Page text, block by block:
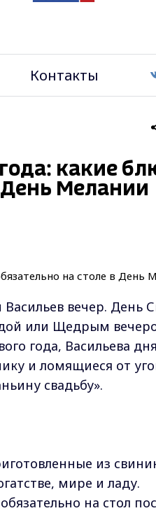
Контакты
какие
Мелании
вечер. День
или Щедрым
года, Васильева
и ломящиеся от
свадьбу».
из
мире и ладу.
на стол